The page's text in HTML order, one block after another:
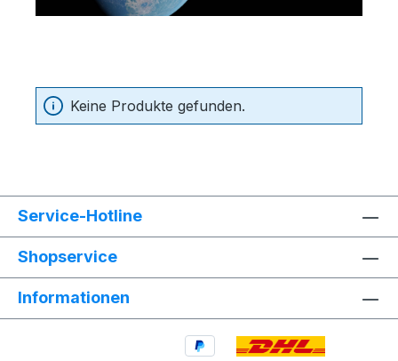
Keine Produkte gefunden.
Service-Hotline
Shopservice
Informationen